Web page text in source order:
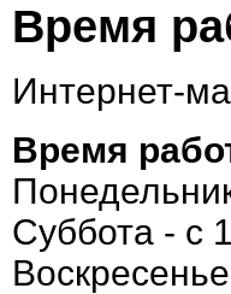
Время
Интернет-
Время
Суббота - с